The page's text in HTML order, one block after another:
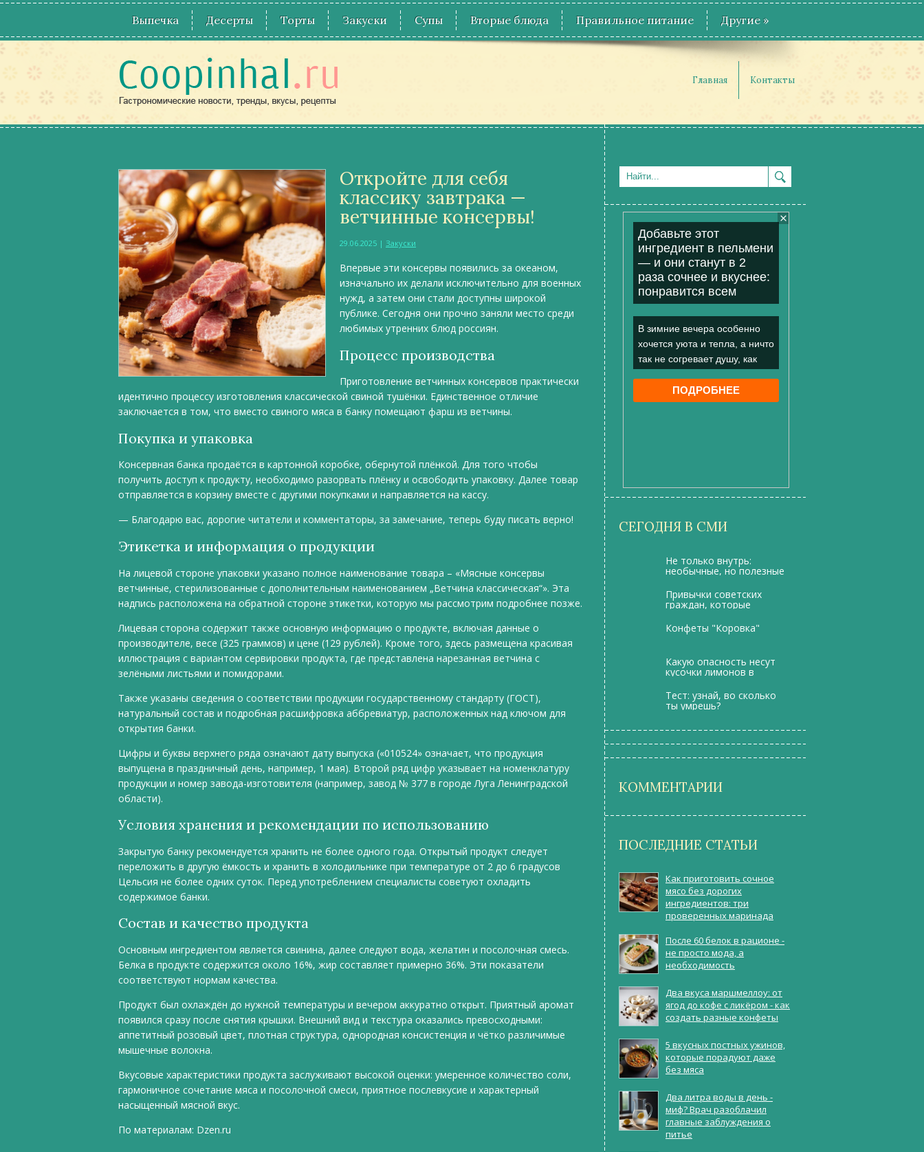
Выпечка Десерты Торты Закуски Супы Вторые блюда Правильное питание Другие »
Главная Контакты
СЕГОДНЯ В СМИ
Не только внутрь:
необычные, но полезные
красного вина
Привычки советских
граждан, которые
недоумение
Конфеты "Коровка"
Какую опасность несут
кусочки лимонов в
Тест: узнай, во сколько
ты умрешь?
КОММЕНТАРИИ
ПОСЛЕДНИЕ СТАТЬИ
Как приготовить сочное
мясо без дорогих
ингредиентов: три
проверенных маринада
После 60 белок в рационе -
не просто мода, а
необходимость
Два вкуса маршмеллоу: от
ягод до кофе с ликёром - как
создать разные конфеты
5 вкусных постных ужинов,
которые порадуют даже
без мяса
Два литра воды в день -
миф? Врач разоблачил
главные заблуждения о
питье
Откройте для себя
классику завтрака —
ветчинные консервы!
29.06.2025 | Закуски
Впервые эти консервы появились за океаном,
изначально их делали исключительно для военных
нужд, а затем они стали доступны широкой
публике. Сегодня они прочно заняли место среди
любимых утренних блюд россиян.
Процесс производства
Приготовление ветчинных консервов практически
идентично процессу изготовления классической свиной тушёнки. Единственное отличие
заключается в том, что вместо свиного мяса в банку помещают фарш из ветчины.
Покупка и упаковка
Консервная банка продаётся в картонной коробке, обернутой плёнкой. Для того чтобы
получить доступ к продукту, необходимо разорвать плёнку и освободить упаковку. Далее товар
отправляется в корзину вместе с другими покупками и направляется на кассу.
— Благодарю вас, дорогие читатели и комментаторы, за замечание, теперь буду писать верно!
Этикетка и информация о продукции
На лицевой стороне упаковки указано полное наименование товара – «Мясные консервы
ветчинные, стерилизованные с дополнительным наименованием „Ветчина классическая“». Эта
надпись расположена на обратной стороне этикетки, которую мы рассмотрим подробнее позже.
Лицевая сторона содержит также основную информацию о продукте, включая данные о
производителе, весе (325 граммов) и цене (129 рублей). Кроме того, здесь размещена красивая
иллюстрация с вариантом сервировки продукта, где представлена нарезанная ветчина с
зелёными листьями и помидорами.
Также указаны сведения о соответствии продукции государственному стандарту (ГОСТ),
натуральный состав и подробная расшифровка аббревиатур, расположенных над ключом для
открытия банки.
Цифры и буквы верхнего ряда означают дату выпуска («010524» означает, что продукция
выпущена в праздничный день, например, 1 мая). Второй ряд цифр указывает на номенклатуру
продукции и номер завода-изготовителя (например, завод № 377 в городе Луга Ленинградской
области).
Условия хранения и рекомендации по использованию
Закрытую банку рекомендуется хранить не более одного года. Открытый продукт следует
переложить в другую ёмкость и хранить в холодильнике при температуре от 2 до 6 градусов
Цельсия не более одних суток. Перед употреблением специалисты советуют охладить
содержимое банки.
Состав и качество продукта
Основным ингредиентом является свинина, далее следуют вода, желатин и посолочная смесь.
Белка в продукте содержится около 16%, жир составляет примерно 36%. Эти показатели
соответствуют нормам качества.
Продукт был охлаждён до нужной температуры и вечером аккуратно открыт. Приятный аромат
появился сразу после снятия крышки. Внешний вид и текстура оказались превосходными:
аппетитный розовый цвет, плотная структура, однородная консистенция и чётко различимые
мышечные волокна.
Вкусовые характеристики продукта заслуживают высокой оценки: умеренное количество соли,
гармоничное сочетание мяса и посолочной смеси, приятное послевкусие и характерный
насыщенный мясной вкус.
По материалам: Dzen.ru